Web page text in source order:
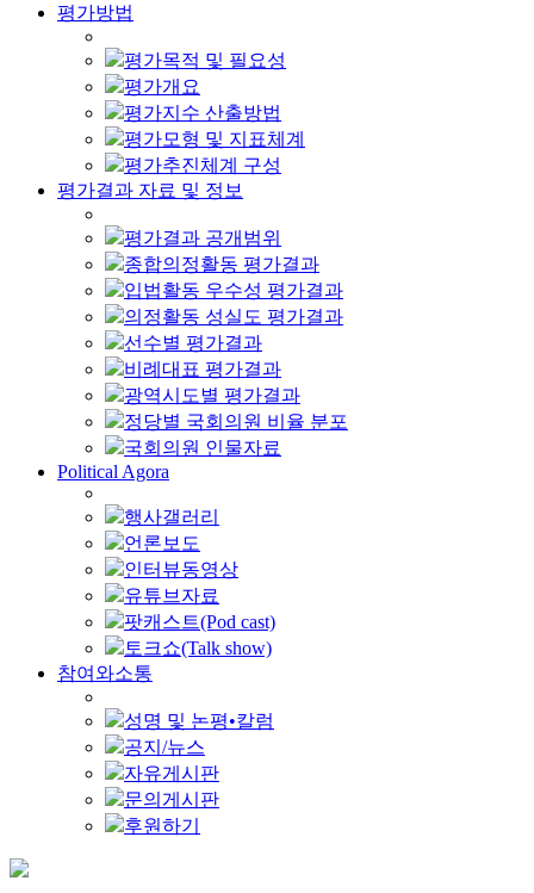
평가방법
평가목적 및 필요성
평가개요
평가지수 산출방법
평가모형 및 지표체계
평가추진체계 구성
평가결과 자료 및 정보
평가결과 공개범위
종합의정활동 평가결과
입법활동 우수성 평가결과
의정활동 성실도 평가결과
선수별 평가결과
비례대표 평가결과
광역시도별 평가결과
정당별 국회의원 비율 분포
국회의원 인물자료
Political Agora
행사갤러리
언론보도
인터뷰동영상
유튜브자료
팟캐스트(Pod cast)
토크쇼(Talk show)
참여와소통
성명 및 논평•칼럼
공지/뉴스
자유게시판
문의게시판
후원하기